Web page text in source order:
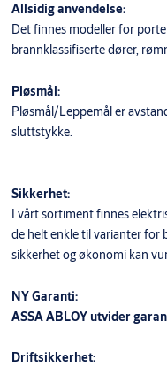
Allsidig anvendelse:
Det finnes modeller for
brannklassifiserte dører,
Pløsmål:
Pløsmål/Leppemål er
sluttstykke.
Sikkerhet:
I vårt sortiment finnes
de helt enkle til varianter for
sikkerhet og økonomi kan
NY Garanti:
ASSA ABLOY utvider
Driftsikkerhet: